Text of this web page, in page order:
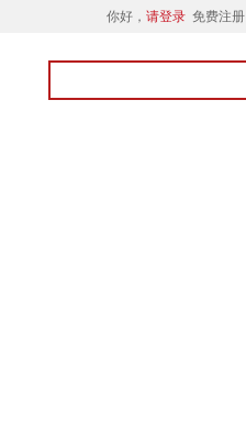
你好， 请登录 免费注册